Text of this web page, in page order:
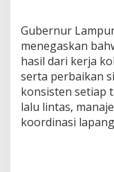
Gubernur
menegaskan
hasil dari kerja
serta perbaikan
konsisten setiap
lalu lintas,
koordinasi